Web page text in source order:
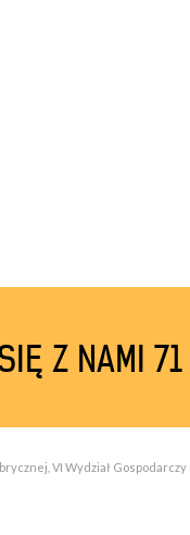
Z NAMI
VI Wydział Gospodarczy